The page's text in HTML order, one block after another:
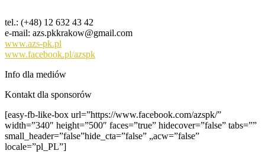
tel.: (+48) 12 632 43 42
e-mail: azs.pkkrakow@gmail.com
www.azs-pk.pl
www.facebook.pl/azspk
Info dla mediów
Kontakt dla sponsorów
[easy-fb-like-box url=”https://www.facebook.com/azspk/”
width=”340″ height=”500″ faces=”true” hidecover=”false” tabs=””
small_header=”false”hide_cta=”false” „acw=”false”
locale=”pl_PL”]